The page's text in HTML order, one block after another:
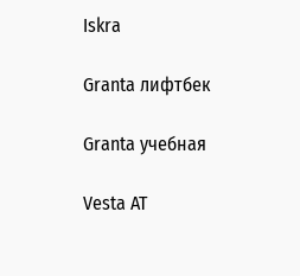
Iskra
Granta лифтбек
Granta учебная
Vesta AT